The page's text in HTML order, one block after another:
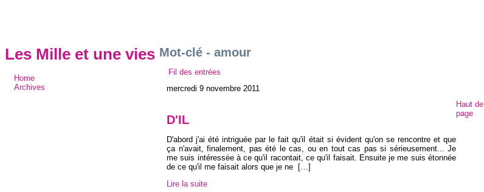
Les Mille et une vies
Home
Archives
Mot-clé - amour
Fil des entrées
mercredi 9 novembre 2011
D'IL
D'abord j'ai été intriguée par le fait qu'il était si évident qu'on se rencontre et que
ça n'avait, finalement, pas été le cas, ou en tout cas pas si sérieusement... Je
me suis intéressée à ce qu'il racontait, ce qu'il faisait. Ensuite je me suis étonnée
de ce qu'il me faisait alors que je ne
[…]
Lire la suite
Haut de
page